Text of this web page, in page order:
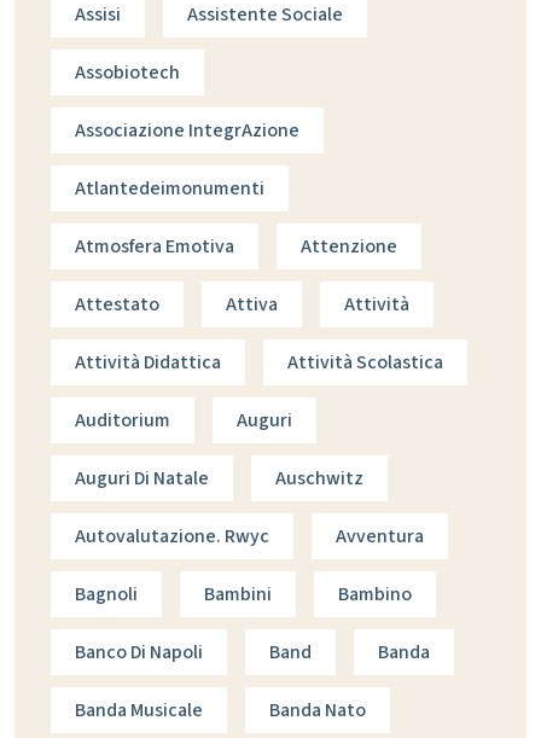
Assisi Assistente Sociale
Assobiotech
Associazione IntegrAzione
Atlantedeimonumenti
Atmosfera Emotiva Attenzione
Attestato Attiva Attività
Attività Didattica Attività Scolastica
Auditorium Auguri
Auguri Di Natale Auschwitz
Autovalutazione. Rwyc Avventura
Bagnoli Bambini Bambino
Banco Di Napoli Band Banda
Banda Musicale Banda Nato